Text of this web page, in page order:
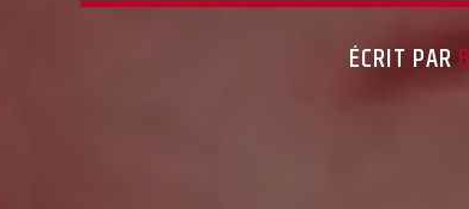
ÉCRIT PAR